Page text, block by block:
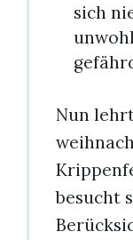
sich
Nun
besucht